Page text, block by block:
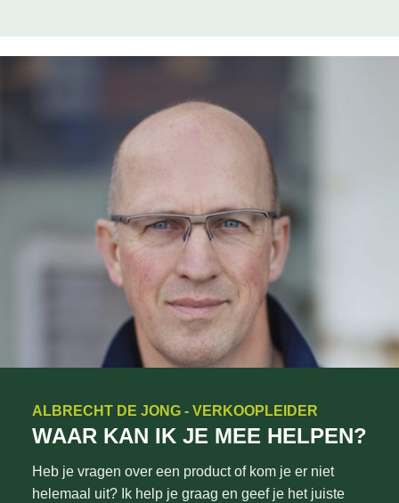
ALBRECHT DE JONG - VERKOOPLEIDER
WAAR KAN IK JE MEE HELPEN?
Heb je vragen over een product of kom je er niet
helemaal uit? Ik help je graag en geef je het juiste